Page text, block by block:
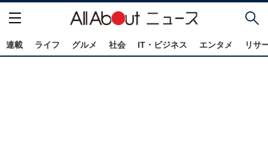
連載 ライフ グルメ 社会 IT・ビジネス エンタメ リサ